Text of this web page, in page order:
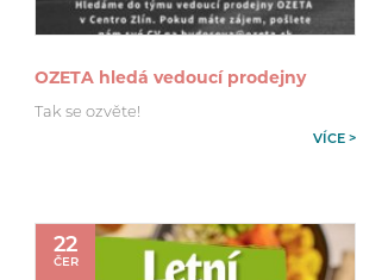
OZETA hledá vedoucí prodejny
Tak se ozvěte!
VÍCE >
22
ČER